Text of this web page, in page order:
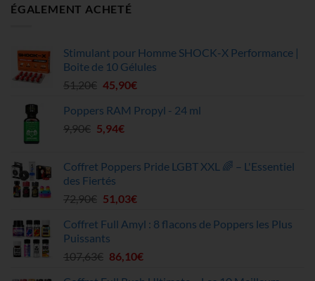
ÉGALEMENT ACHETÉ
Stimulant pour Homme SHOCK-X Performance |
Boite de 10 Gélules
51,20€ Le
initial
était :
45,90€Le
actuel
Poppers RAM Propyl - 24 ml
9,90€ Le
était :
9,90€.
5,94€Le
est :
Coffret Poppers Pride LGBT XXL 🌈 – L'Essentiel
des Fiertés
72,90€ Le
initial
était :
72,90€.
51,03€Le
actuel
51,03€.
Coffret Full Amyl : 8 flacons de Poppers les Plus
Puissants
107,63€ Le
86,10€Le